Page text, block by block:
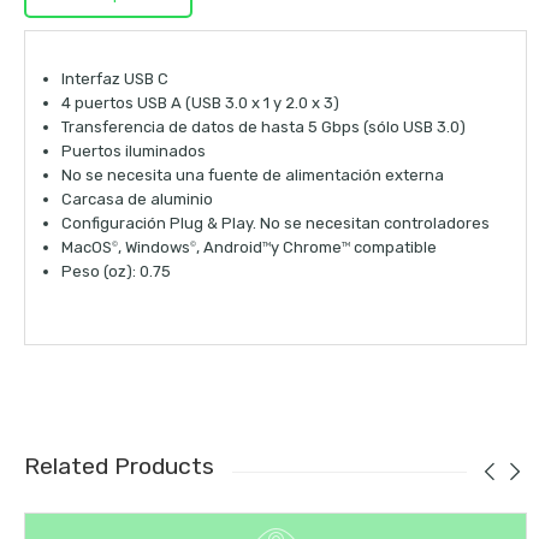
Interfaz USB C
4 puertos USB A (USB 3.0 x 1 y 2.0 x 3)
Transferencia de datos de hasta 5 Gbps (sólo USB 3.0)
Puertos iluminados
No se necesita una fuente de alimentación externa
Carcasa de aluminio
Configuración Plug & Play. No se necesitan controladores
MacOS ©, Windows ©, AndroidTMy ChromeTM compatible
Peso (oz): 0.75
Related Products